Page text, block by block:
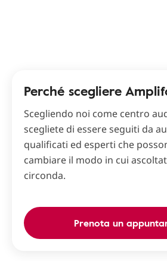
Perché scegliere
Scegliendo noi come centro
scegliete di essere seguiti da
qualificati ed esperti che
cambiare il modo in cui
circonda.
Prenota un